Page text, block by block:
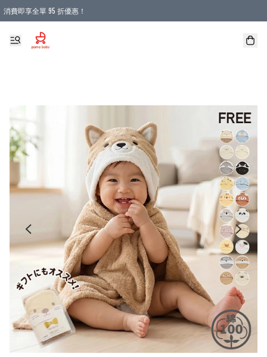
消費即享全單 95 折優惠！
購物滿 HKD 900.00即享免運費優惠！（適用於 本地送貨、本地取貨 )